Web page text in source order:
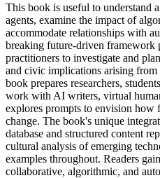
This book is useful to understand
agents, examine the impact of
accommodate relationships with
breaking future-driven framework
practitioners to investigate and
and civic implications arising
book prepares researchers,
work with AI writers, virtual
explores prompts to envision how
change. The book's unique
database and structured content
cultural analysis of emerging
examples throughout. Readers
collaborative, algorithmic, and